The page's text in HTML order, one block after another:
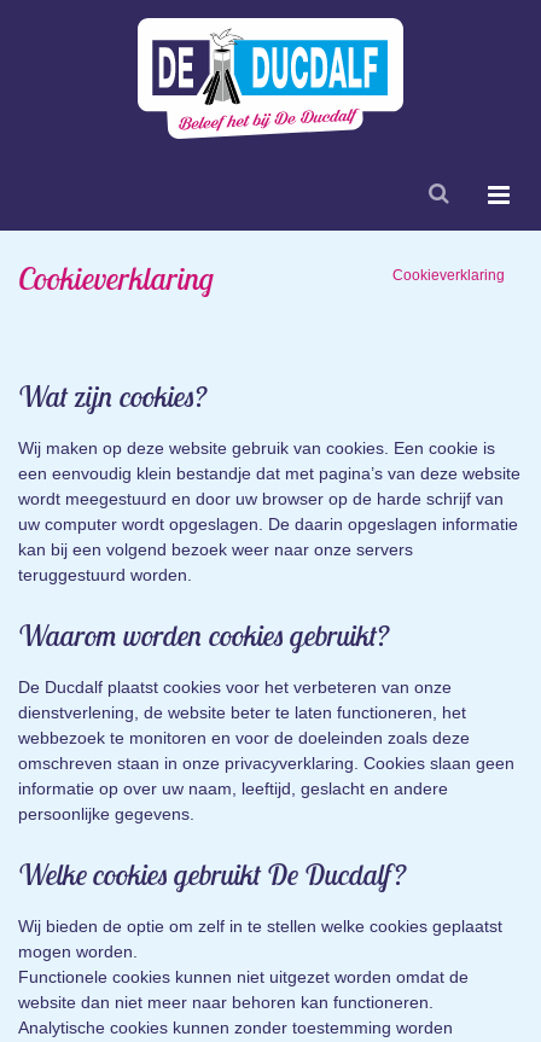
Cookieverklaring
Cookieverklaring
Wat zijn cookies?
Wij maken op deze website gebruik van cookies. Een cookie is
een eenvoudig klein bestandje dat met pagina’s van deze website
wordt meegestuurd en door uw browser op de harde schrijf van
uw computer wordt opgeslagen. De daarin opgeslagen informatie
kan bij een volgend bezoek weer naar onze servers
teruggestuurd worden.
Waarom worden cookies gebruikt?
De Ducdalf plaatst cookies voor het verbeteren van onze
dienstverlening, de website beter te laten functioneren, het
webbezoek te monitoren en voor de doeleinden zoals deze
omschreven staan in onze privacyverklaring. Cookies slaan geen
informatie op over uw naam, leeftijd, geslacht en andere
persoonlijke gegevens.
Welke cookies gebruikt De Ducdalf?
Wij bieden de optie om zelf in te stellen welke cookies geplaatst
mogen worden.
Functionele cookies kunnen niet uitgezet worden omdat de
website dan niet meer naar behoren kan functioneren.
Analytische cookies kunnen zonder toestemming worden